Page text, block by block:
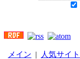
メイン | 人気サイト